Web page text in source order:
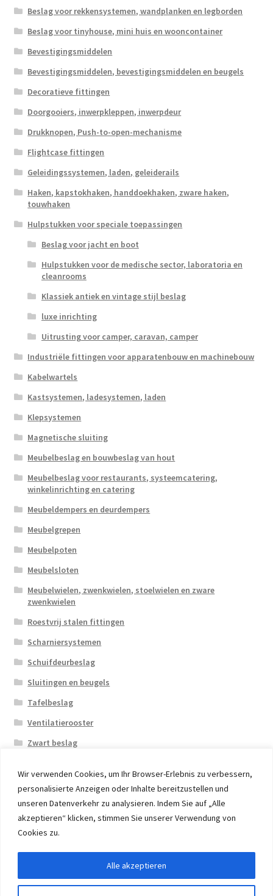
Wir verwenden Cookies, um Ihr Browser-Erlebnis zu verbessern,
personalisierte Anzeigen oder Inhalte bereitzustellen und
unseren Datenverkehr zu analysieren. Indem Sie auf „Alle
akzeptieren“ klicken, stimmen Sie unserer Verwendung von
Cookies zu.
Alle akzeptieren
Beslag voor rekkensystemen, wandplanken en legborden
Beslag voor tinyhouse, mini huis en wooncontainer
Bevestigingsmiddelen
Bevestigingsmiddelen, bevestigingsmiddelen en beugels
Decoratieve fittingen
Doorgooiers, inwerpkleppen, inwerpdeur
Drukknopen, Push-to-open-mechanisme
Flightcase fittingen
Geleidingssystemen, laden, geleiderails
Haken, kapstokhaken, handdoekhaken, zware haken,
touwhaken
Hulpstukken voor speciale toepassingen
Beslag voor jacht en boot
Hulpstukken voor de medische sector, laboratoria en
cleanrooms
Klassiek antiek en vintage stijl beslag
luxe inrichting
Uitrusting voor camper, caravan, camper
Industriële fittingen voor apparatenbouw en machinebouw
Kabelwartels
Kastsystemen, ladesystemen, laden
Klepsystemen
Magnetische sluiting
Meubelbeslag en bouwbeslag van hout
Meubelbeslag voor restaurants, systeemcatering,
winkelinrichting en catering
Meubeldempers en deurdempers
Meubelgrepen
Meubelpoten
Meubelsloten
Meubelwielen, zwenkwielen, stoelwielen en zware
zwenkwielen
Roestvrij stalen fittingen
Scharniersystemen
Schuifdeurbeslag
Sluitingen en beugels
Tafelbeslag
Ventilatierooster
Zwart beslag
© 2026 Eruon Trade UG, Germany, member of the ERUON